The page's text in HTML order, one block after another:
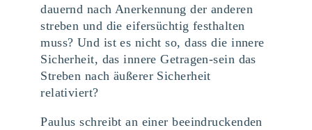
dauernd nach Anerkennung der anderen
streben und die eifersüchtig festhalten
muss? Und ist es nicht so, dass die innere
Sicherheit, das innere Getragen-sein das
Streben nach äußerer Sicherheit
relativiert?
Paulus schreibt an einer beeindruckenden